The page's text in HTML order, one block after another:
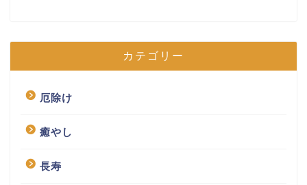
カテゴリー
厄除け
癒やし
長寿